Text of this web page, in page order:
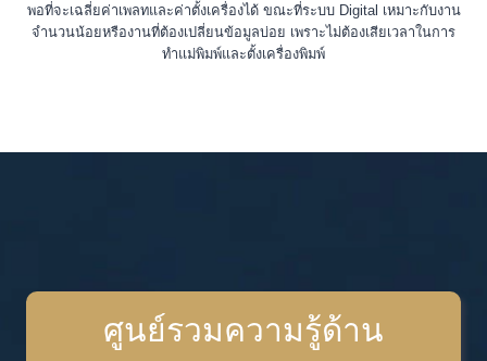
พอที่จะเฉลี่ยค่าเพลทและค่าตั้งเครื่องได้ ขณะที่ระบบ Digital เหมาะกับงาน
จำนวนน้อยหรืองานที่ต้องเปลี่ยนข้อมูลบ่อย เพราะไม่ต้องเสียเวลาในการ
ทำแม่พิมพ์และตั้งเครื่องพิมพ์
ศูนย์รวมความรู้ด้าน